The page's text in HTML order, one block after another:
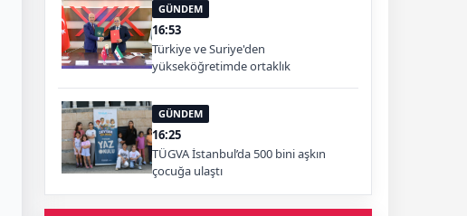
GÜNDEM
16:53
Türkiye ve Suriye'den
yükseköğretimde ortaklık
GÜNDEM
16:25
TÜGVA İstanbul’da 500 bini aşkın
çocuğa ulaştı